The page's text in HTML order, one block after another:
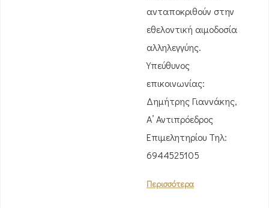
ανταποκριθούν στην
εθελοντική αιμοδοσία
αλληλεγγύης.
Υπεύθυνος
επικοινωνίας:
Δημήτρης Γιαννάκης,
Α’ Αντιπρόεδρος
Επιμελητηρίου Τηλ:
6944525105
Περισσότερα